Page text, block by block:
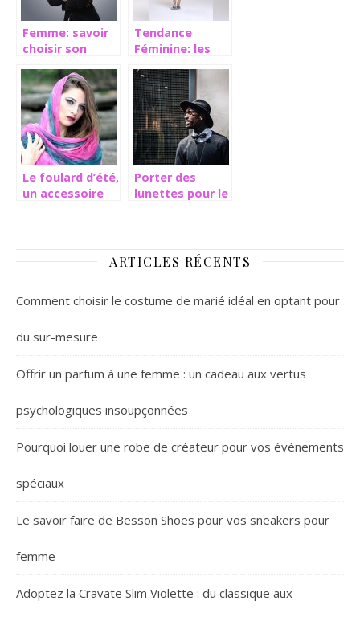
Femme: savoir
choisir son
Tendance
Féminine: les
Le foulard d’été,
un accessoire
Porter des
lunettes pour le
ARTICLES RÉCENTS
Comment choisir le costume de marié idéal en optant pour
du sur-mesure
Offrir un parfum à une femme : un cadeau aux vertus
psychologiques insoupçonnées
Pourquoi louer une robe de créateur pour vos événements
spéciaux
Le savoir faire de Besson Shoes pour vos sneakers pour
femme
Adoptez la Cravate Slim Violette : du classique aux